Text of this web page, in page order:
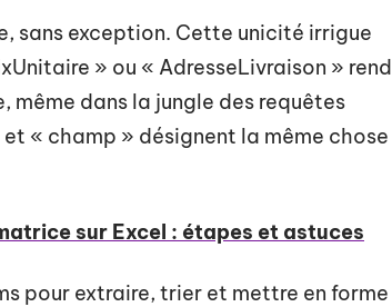
sans exception. Cette unicité irrigue
» ou « AdresseLivraison » rend
dans la jungle des requêtes
« champ » désignent la même chose
sur Excel : étapes et astuces
pour extraire, trier et mettre en forme